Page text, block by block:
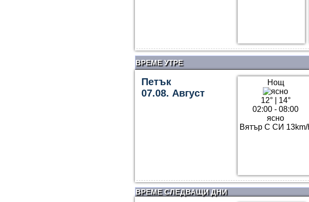
ВРЕМЕ УТРЕ
Петък
07.08. Август
Нощ
12°| 14°
02:00 - 08:00
ясно
Вятър С СИ 13km/
ВРЕМЕ СЛЕДВАЩИ ДНИ